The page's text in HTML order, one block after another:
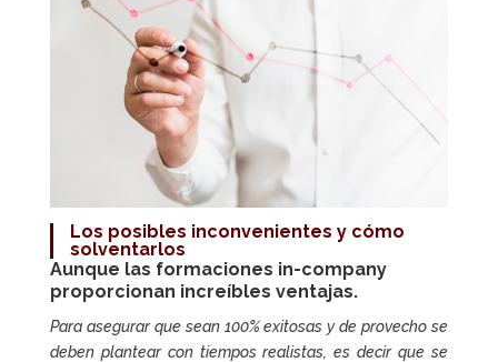
Los posibles inconvenientes y cómo
solventarlos
Aunque las formaciones in-company
proporcionan increíbles ventajas.
Para asegurar que sean 100% exitosas y de provecho se
deben plantear con tiempos realistas, es decir que se